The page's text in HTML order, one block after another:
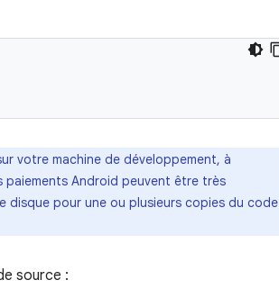
votre machine de développement, à
Android peuvent être très
disque pour une ou plusieurs copies du code
source :